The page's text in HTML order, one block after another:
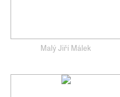
Malý Jiří Málek